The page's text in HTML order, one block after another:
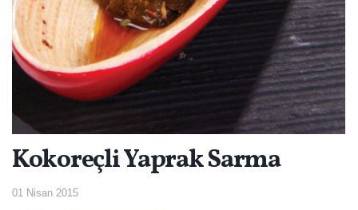
Kokoreçli Yaprak Sarma
01 Nisan 2015